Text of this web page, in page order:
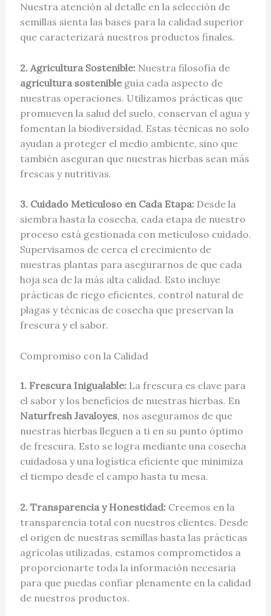
Nuestra atención al detalle en la selección de
semillas sienta las bases para la calidad superior
que caracterizará nuestros productos finales.
2. Agricultura Sostenible:Nuestra filosofía de
agricultura sostenibleguía cada aspecto de
nuestras operaciones. Utilizamos prácticas que
promueven la salud del suelo, conservan el agua y
fomentan la biodiversidad. Estas técnicas no solo
ayudan a proteger el medio ambiente, sino que
también aseguran que nuestras hierbas sean más
frescas y nutritivas.
3. Cuidado Meticuloso en Cada Etapa:Desde la
siembra hasta la cosecha, cada etapa de nuestro
proceso está gestionada con meticuloso cuidado.
Supervisamos de cerca el crecimiento de
nuestras plantas para asegurarnos de que cada
hoja sea de la más alta calidad. Esto incluye
prácticas de riego eficientes, control natural de
plagas y técnicas de cosecha que preservan la
frescura y el sabor.
Compromiso con la Calidad
1. Frescura Inigualable:La frescura es clave para
el sabor y los beneficios de nuestras hierbas. En
Naturfresh Javaloyes, nos aseguramos de que
nuestras hierbas lleguen a ti en su punto óptimo
de frescura. Esto se logra mediante una cosecha
cuidadosa y una logística eficiente que minimiza
el tiempo desde el campo hasta tu mesa.
2. Transparencia y Honestidad:Creemos en la
transparencia total con nuestros clientes. Desde
el origen de nuestras semillas hasta las prácticas
agrícolas utilizadas, estamos comprometidos a
proporcionarte toda la información necesaria
para que puedas confiar plenamente en la calidad
de nuestros productos.